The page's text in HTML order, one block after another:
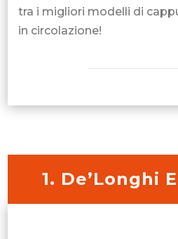
tra i migliori modelli di
in circolazione!
1. De’Longhi